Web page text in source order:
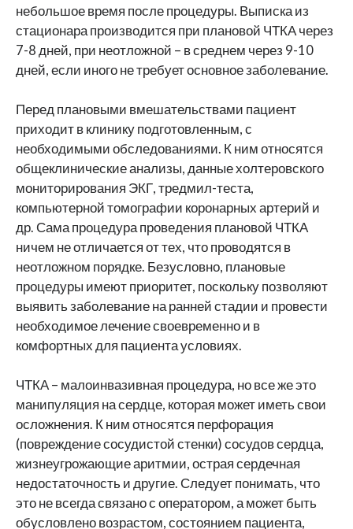
небольшое время после процедуры. Выписка из
стационара производится при плановой ЧТКА через
7-8 дней, при неотложной – в среднем через 9-10
дней, если иного не требует основное заболевание.
Перед плановыми вмешательствами пациент
приходит в клинику подготовленным, с
необходимыми обследованиями. К ним относятся
общеклинические анализы, данные холтеровского
мониторирования ЭКГ, тредмил-теста,
компьютерной томографии коронарных артерий и
др. Сама процедура проведения плановой ЧТКА
ничем не отличается от тех, что проводятся в
неотложном порядке. Безусловно, плановые
процедуры имеют приоритет, поскольку позволяют
выявить заболевание на ранней стадии и провести
необходимое лечение своевременно и в
комфортных для пациента условиях.
ЧТКА – малоинвазивная процедура, но все же это
манипуляция на сердце, которая может иметь свои
осложнения. К ним относятся перфорация
(повреждение сосудистой стенки) сосудов сердца,
жизнеугрожающие аритмии, острая сердечная
недостаточность и другие. Следует понимать, что
это не всегда связано с оператором, а может быть
обусловлено возрастом, состоянием пациента,